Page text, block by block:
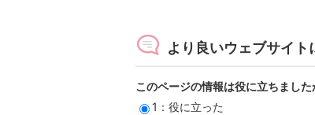
より良いウェブサイ
このページの情報は役に立ちました
1：役に立った